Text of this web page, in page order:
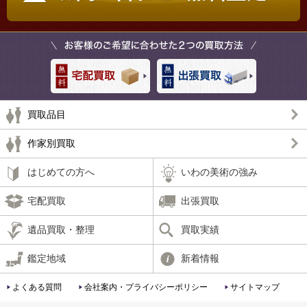
買取品目
作家別買取
はじめての方へ いわの美術の強み
宅配買取 出張買取
遺品買取・整理 買取実績
鑑定地域 新着情報
よくある質問 会社案内・プライバシーポリシー サイトマップ